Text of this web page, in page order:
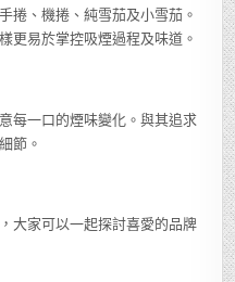
捲、機捲、純雪茄及小雪茄。
更易於掌控吸煙過程及味道。
每一口的煙味變化。與其追求
節。
大家可以一起探討喜愛的品牌